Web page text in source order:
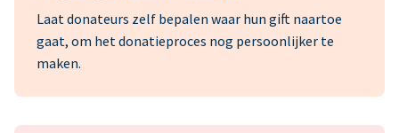
Laat donateurs zelf bepalen waar hun gift naartoe
gaat, om het donatieproces nog persoonlijker te
maken.